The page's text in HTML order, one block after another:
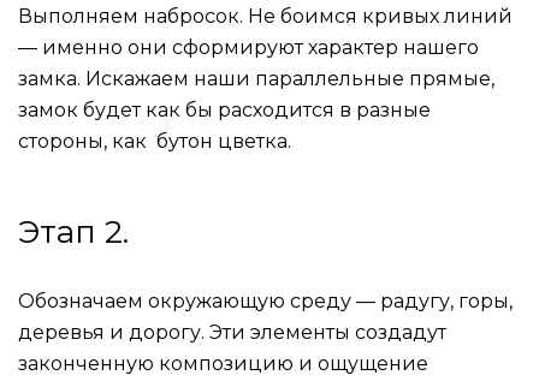
Выполняем набросок. Не боимся кривых линий
— именно они сформируют характер нашего
замка. Искажаем наши параллельные прямые,
замок будет как бы расходится в разные
стороны, как бутон цветка.
Этап 2.
Обозначаем окружающую среду — радугу, горы,
деревья и дорогу. Эти элементы создадут
законченную композицию и ощущение